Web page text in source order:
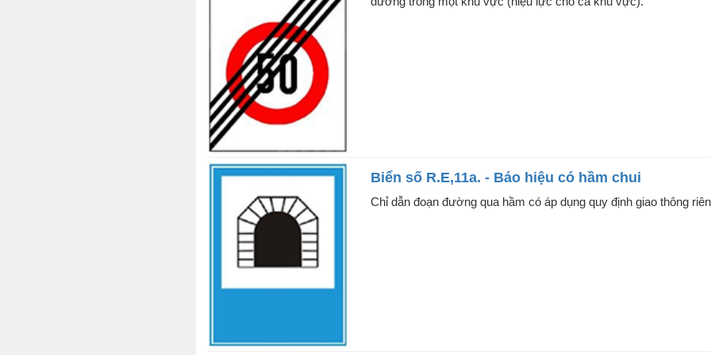
Biển số R.E,11a. - Báo hiệu có hầm chui
Chỉ dẫn đoạn đường qua hầm có áp dụng quy định giao thông